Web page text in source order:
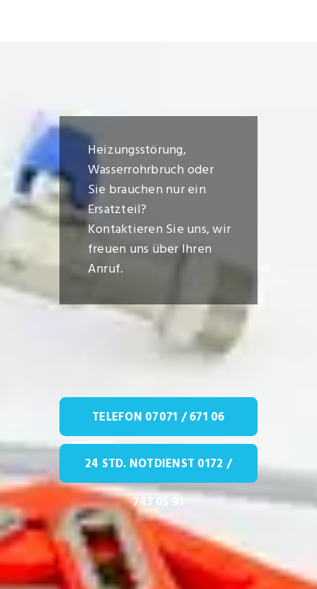
Heizungsstörung,
Wasserrohrbruch oder
Sie brauchen nur ein
Ersatzteil?
Kontaktieren Sie uns, wir
freuen uns über Ihren
Anruf.
TELEFON 07071 / 671 06
24 STD. NOTDIENST 0172 /
743 05 91